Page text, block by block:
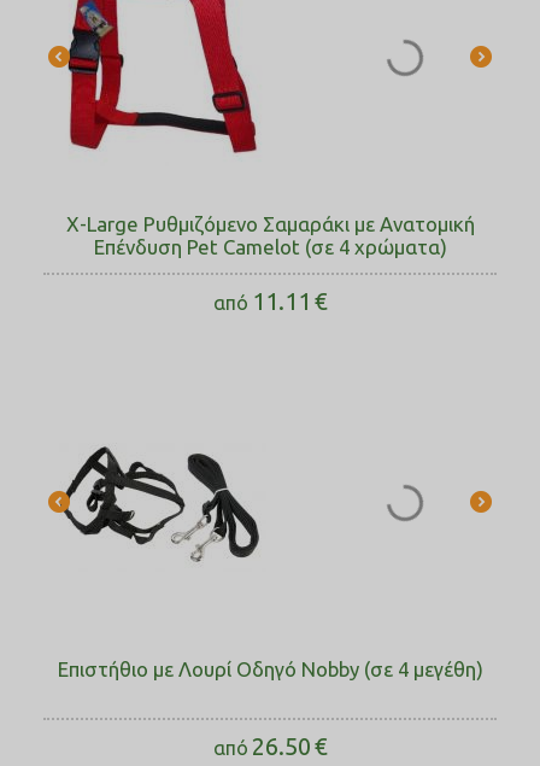
X-Large Ρυθμιζόμενο Σαμαράκι με Ανατομική
Επένδυση Pet Camelot (σε 4 χρώματα)
από 11.11 €
Επιστήθιο με Λουρί Οδηγό Νobby (σε 4 μεγέθη)
από 26.50€